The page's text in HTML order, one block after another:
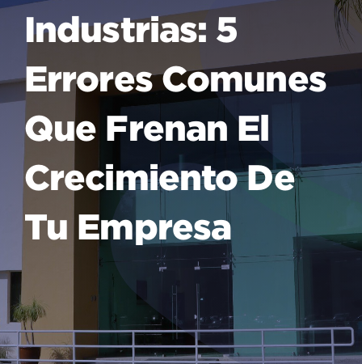
Industrias: 5
Errores Comunes
Que Frenan El
Crecimiento De
Tu Empresa